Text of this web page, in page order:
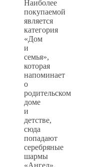
Наиболее
покупаемой
является
категория
«Дом
и
семья»,
которая
напоминает
о
родительском
доме
и
детстве,
сюда
попадают
серебряные
шармы
«Ангел»,